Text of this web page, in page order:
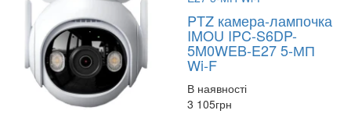
PTZ камера-лампочка
IMOU IPC-S6DP-
5M0WEB-E27 5-МП
Wi-F
В наявності
3 105грн